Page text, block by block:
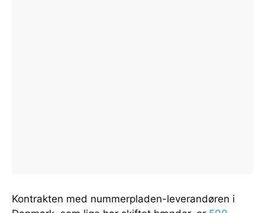
Kontrakten med nummerpladen-leverandøren i